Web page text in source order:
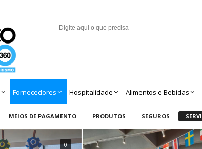
Fornecedores Hospitalidade Alimentos e Bebidas
MEIOS DE PAGAMENTO PRODUTOS SEGUROS
0